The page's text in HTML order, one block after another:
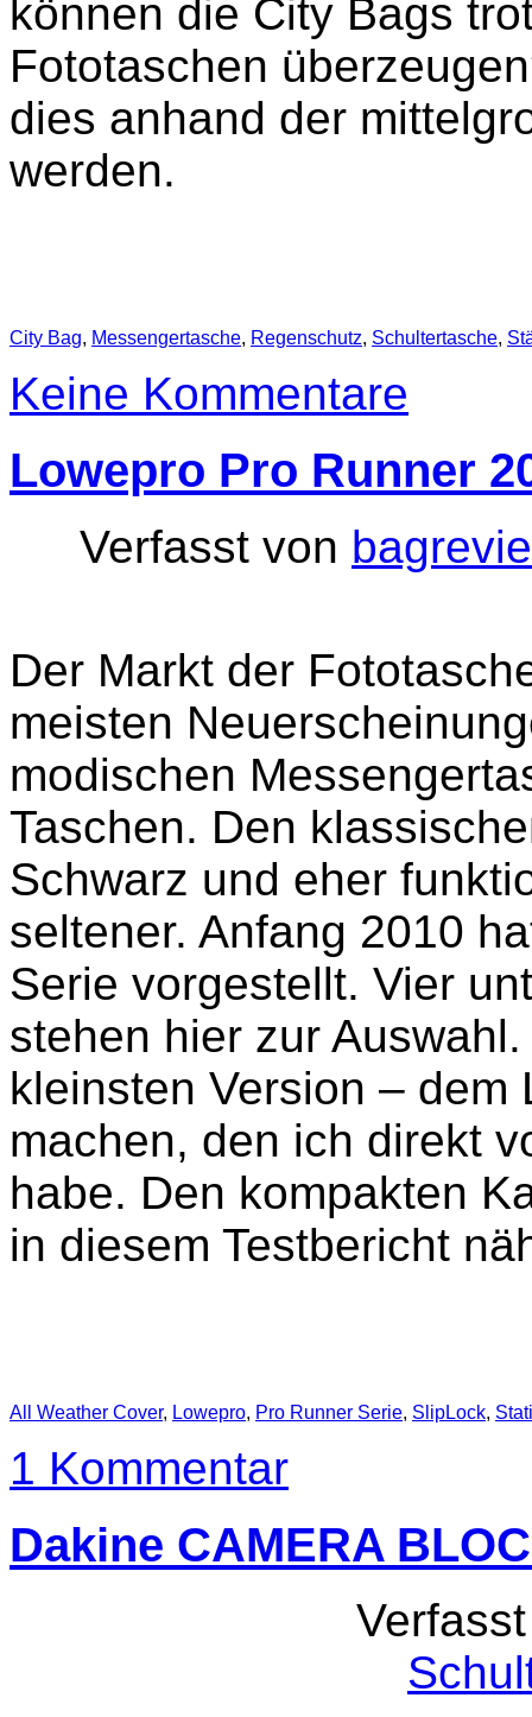
können die City Bags
Fototaschen
dies anhand der
werden.
City Bag, Messengertasche, Regenschutz, Schultertasche,
Keine Kommentare
Lowepro Pro Runner
Verfasst von
Der Markt der
meisten
modischen
Taschen. Den
Schwarz und eher
seltener. Anfang 2010
Serie vorgestellt. Vier
stehen hier zur
kleinsten Version – dem
machen, den ich direkt
habe. Den kompakten
in diesem Testbericht
All Weather Cover, Lowepro, Pro Runner Serie, SlipLock,
1 Kommentar
Dakine CAMERA